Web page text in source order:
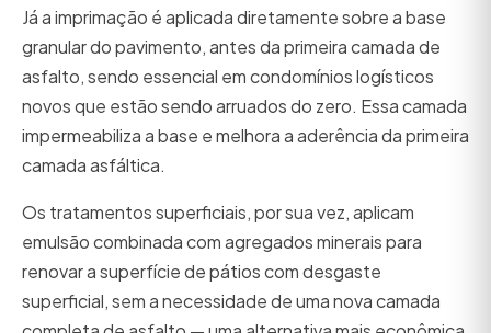
Já a imprimação é aplicada diretamente sobre a base
granular do pavimento, antes da primeira camada de
asfalto, sendo essencial em condomínios logísticos
novos que estão sendo arruados do zero. Essa camada
impermeabiliza a base e melhora a aderência da primeira
camada asfáltica.
Os tratamentos superficiais, por sua vez, aplicam
emulsão combinada com agregados minerais para
renovar a superfície de pátios com desgaste
superficial, sem a necessidade de uma nova camada